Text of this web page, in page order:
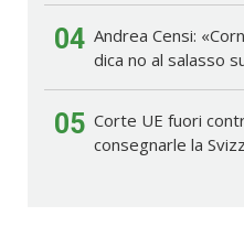
04 Andrea Censi:
dica no al salasso
05 Corte UE fuori
consegnarle la